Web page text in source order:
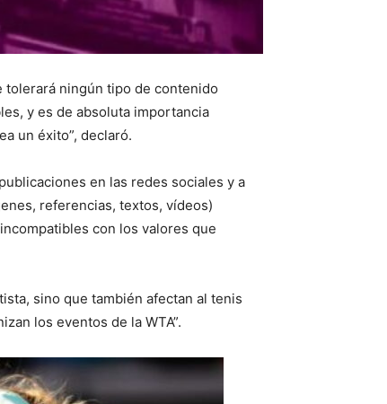
tolerará ningún tipo de contenido
y es de absoluta importancia
un éxito”, declaró.
en las redes sociales y a
referencias, textos, vídeos)
con los valores que
sino que también afectan al tenis
los eventos de la WTA”.